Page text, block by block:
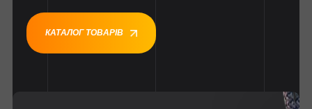
КАТАЛОГ ТОВАРІВ